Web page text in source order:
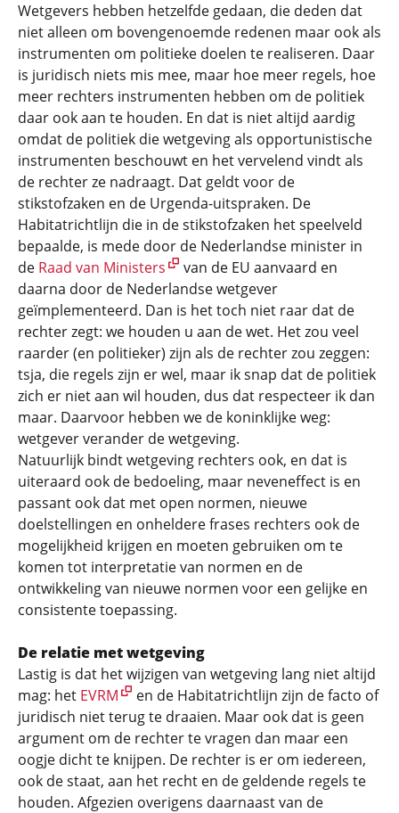
Wetgevers hebben hetzelfde gedaan, die deden dat
niet alleen om bovengenoemde redenen maar ook als
instrumenten om politieke doelen te realiseren. Daar
is juridisch niets mis mee, maar hoe meer regels, hoe
meer rechters instrumenten hebben om de politiek
daar ook aan te houden. En dat is niet altijd aardig
omdat de politiek die wetgeving als opportunistische
instrumenten beschouwt en het vervelend vindt als
de rechter ze nadraagt. Dat geldt voor de
stikstofzaken en de Urgenda-uitspraken. De
Habitatrichtlijn die in de stikstofzaken het speelveld
bepaalde, is mede door de Nederlandse minister in
de Raad van Ministers
van de EU aanvaard en
daarna door de Nederlandse wetgever
geïmplementeerd. Dan is het toch niet raar dat de
rechter zegt: we houden u aan de wet. Het zou veel
raarder (en politieker) zijn als de rechter zou zeggen:
tsja, die regels zijn er wel, maar ik snap dat de politiek
zich er niet aan wil houden, dus dat respecteer ik dan
maar. Daarvoor hebben we de koninklijke weg:
wetgever verander de wetgeving.
Natuurlijk bindt wetgeving rechters ook, en dat is
uiteraard ook de bedoeling, maar neveneffect is en
passant ook dat met open normen, nieuwe
doelstellingen en onheldere frases rechters ook de
mogelijkheid krijgen en moeten gebruiken om te
komen tot interpretatie van normen en de
ontwikkeling van nieuwe normen voor een gelijke en
consistente toepassing.
De relatie met wetgeving
Lastig is dat het wijzigen van wetgeving lang niet altijd
mag: het EVRM
en de Habitatrichtlijn zijn de facto of
juridisch niet terug te draaien. Maar ook dat is geen
argument om de rechter te vragen dan maar een
oogje dicht te knijpen. De rechter is er om iedereen,
ook de staat, aan het recht en de geldende regels te
houden. Afgezien overigens daarnaast van de